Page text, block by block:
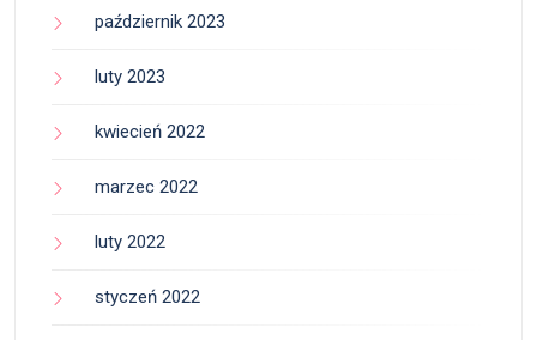
październik 2023
luty 2023
kwiecień 2022
marzec 2022
luty 2022
styczeń 2022